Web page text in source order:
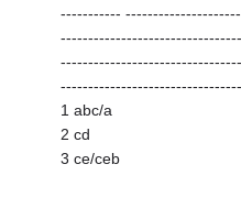
-----------
1 abc/a
2 cd
3 ce/ceb